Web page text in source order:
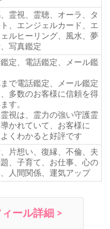
霊視、霊聴、オーラ、タ
、エンジェルカード、エ
ルヒーリング、風水、夢
写真鑑定
定、電話鑑定、メール鑑
で電話鑑定、メール鑑定
多数のお客様に信頼を得
す。
視は、霊力の強い守護霊
かれていて、お客様に
くわかると好評です
片想い、復縁、不倫、夫
、子育て、お仕事、心の
人間関係、運気アップ
ール詳細 >